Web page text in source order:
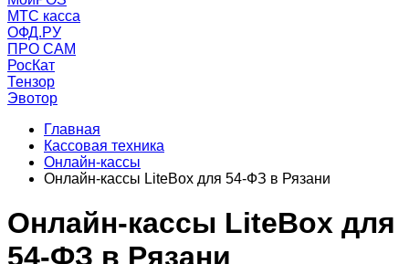
МТС касса
ОФД.РУ
ПРО САМ
РосКат
Тензор
Эвотор
Главная
Кассовая техника
Онлайн-кассы
Онлайн-кассы LiteBox для 54-ФЗ в Рязани
Онлайн-кассы LiteBox для
54-ФЗ в Рязани